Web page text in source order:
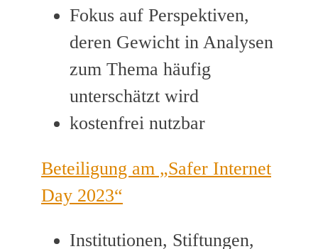
Fokus auf Perspektiven,
deren Gewicht in Analysen
zum Thema häufig
unterschätzt wird
kostenfrei nutzbar
Beteiligung am „Safer Internet
Day 2023“
Institutionen, Stiftungen,